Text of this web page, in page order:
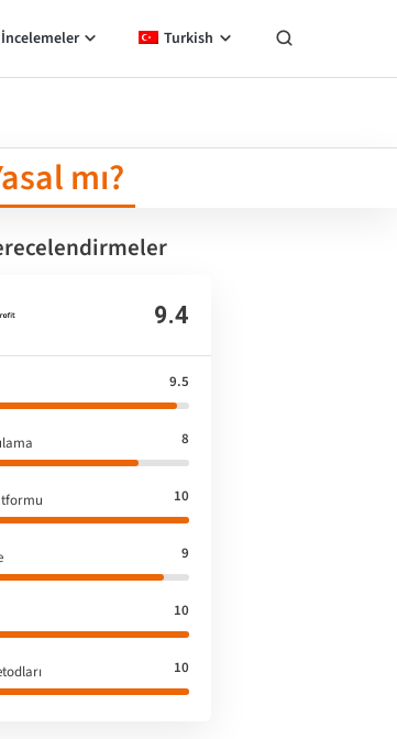
İncelemeler Turkish
mı?
9.4
9.5
8
10
9
10
10